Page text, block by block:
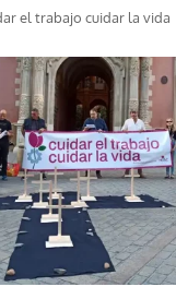
el trabajo cuidar la vida